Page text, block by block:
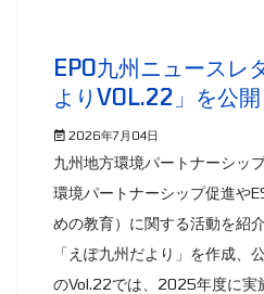
EPO九州ニュースレ
よりVOL.22」を公
2026年7月04日
九州地方環境パートナーシッ
環境パートナーシップ促進や
めの教育）に関する活動を紹
「えぽ九州だより」を作成、
のVol.22では、2025年度に実